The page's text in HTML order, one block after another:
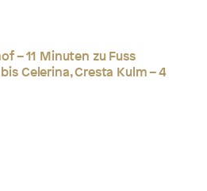
– 11 Minuten zu Fuss
Celerina, Cresta Kulm – 4